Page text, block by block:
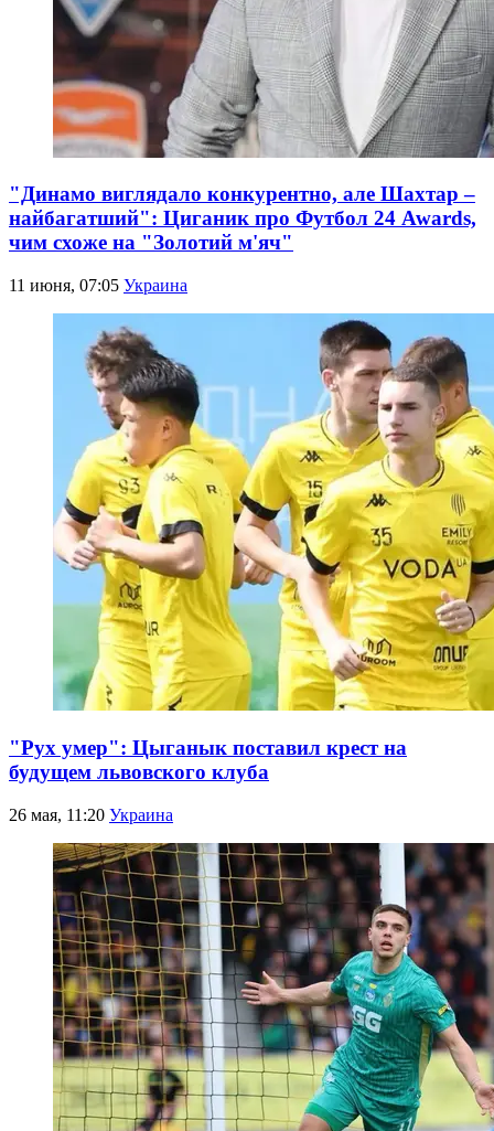
"Динамо виглядало конкурентно, але Шахтар –
найбагатший": Циганик про Футбол 24 Awards,
чим схоже на "Золотий м'яч"
11 июня, 07:05 Украина
"Рух умер": Цыганык поставил крест на
будущем львовского клуба
26 мая, 11:20 Украина